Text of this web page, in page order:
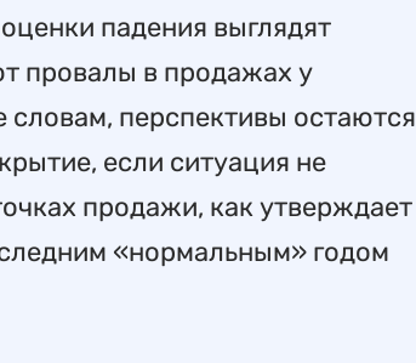
падения выглядят
провалы в продажах у
перспективы остаются
если ситуация не
продажи, как утверждает
«нормальным» годом